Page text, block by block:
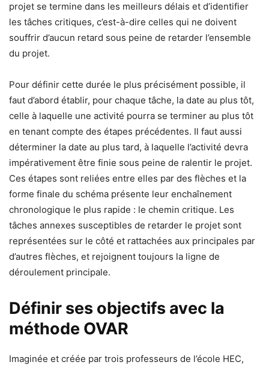
projet se termine dans les meilleurs délais et d’identifier
les tâches critiques, c’est-à-dire celles qui ne doivent
souffrir d’aucun retard sous peine de retarder l’ensemble
du projet.
Pour définir cette durée le plus précisément possible, il
faut d’abord établir, pour chaque tâche, la date au plus tôt,
celle à laquelle une activité pourra se terminer au plus tôt
en tenant compte des étapes précédentes. Il faut aussi
déterminer la date au plus tard, à laquelle l’activité devra
impérativement être finie sous peine de ralentir le projet.
Ces étapes sont reliées entre elles par des flèches et la
forme finale du schéma présente leur enchaînement
chronologique le plus rapide : le chemin critique. Les
tâches annexes susceptibles de retarder le projet sont
représentées sur le côté et rattachées aux principales par
d’autres flèches, et rejoignent toujours la ligne de
déroulement principale.
Définir ses objectifs avec la
méthode OVAR
Imaginée et créée par trois professeurs de l’école HEC,